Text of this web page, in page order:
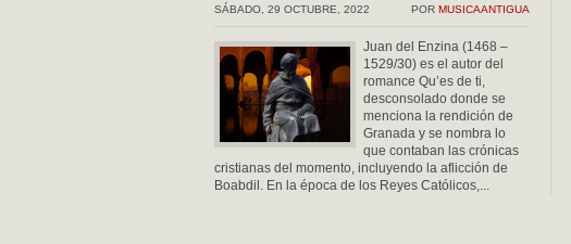
POR MUSICAANTIGUA
SÁBADO, 29 OCTUBRE, 2022
Juan del Enzina (1468 –
1529/30) es el autor del
romance Qu’es de ti,
desconsolado donde se
menciona la rendición de
Granada y se nombra lo
que contaban las crónicas
cristianas del momento, incluyendo la aflicción de
Boabdil. En la época de los Reyes Católicos,...